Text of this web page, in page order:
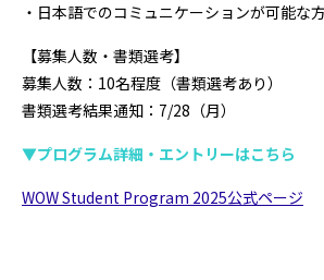
・日本語でのコミュニケーションが可能な
【募集人数・書類選考】
募集人数：10名程度（書類選考あり）
書類選考結果通知：7/28（月）
▼プログラム詳細・エントリーはこちら
WOW Student Program 2025公式ページ